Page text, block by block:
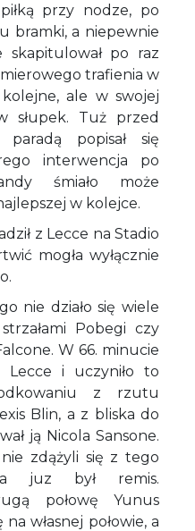
przy nodze, po
bramki, a niepewnie
skapitulował po raz
trafienia w
ale w swojej
słupek. Tuż przed
popisał się
interwencja po
śmiało może
w kolejce.
z Lecce na Stadio
mogła wyłącznie
nie działo się wiele
Pobegi czy
W 66. minucie
Lecce i uczyniło to
z rzutu
Blin, a z bliska do
ją Nicola Sansone.
zdążyli się z tego
a juz był remis.
połowę Yunus
własnej połowie, a